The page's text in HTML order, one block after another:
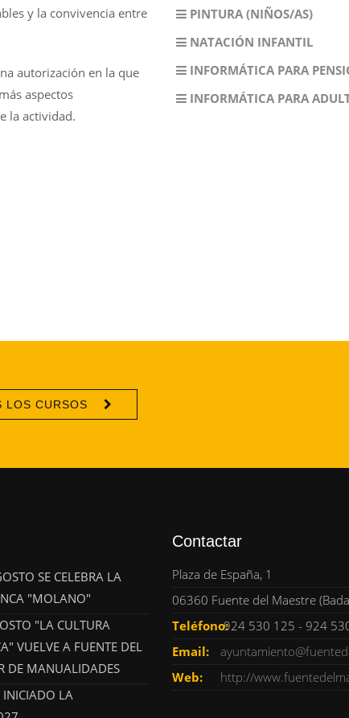
y la convivencia entre
autorización en la que
aspectos
la actividad.
PINTURA (NIÑOS/AS)
NATACIÓN INFANTIL
INFORMÁTICA PARA
INFORMÁTICA PARA
LOS CURSOS
SE CELEBRA LA
"MOLANO"
"LA CULTURA
VUELVE A FUENTE DEL
DE MANUALIDADES
INICIADO LA
Contactar
Plaza de España, 1
06360 Fuente del Maestre
Teléfono:924 530 125 - 924
Email:
Web:
http://